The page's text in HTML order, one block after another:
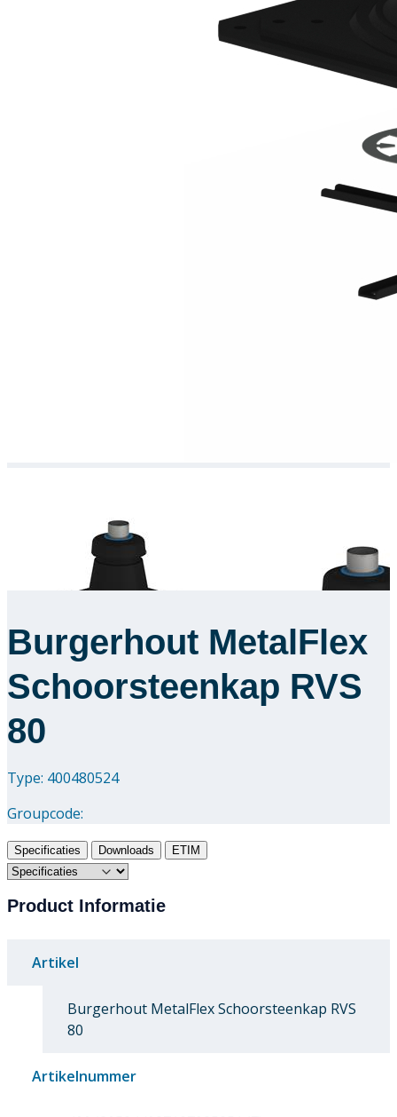
Burgerhout MetalFlex
Schoorsteenkap RVS
80
Type: 400480524
Groupcode:
Specificaties Downloads ETIM
Product Informatie
Artikel
Burgerhout MetalFlex Schoorsteenkap RVS
80
Artikelnummer